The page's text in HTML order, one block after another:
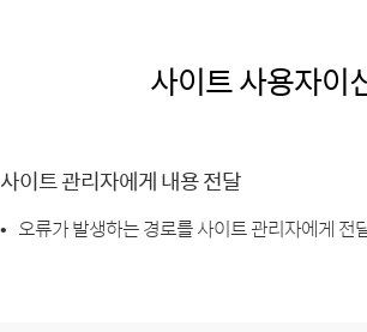
사이트 사용자이
사이트 관리자에게 내용 전달
오류가 발생하는 경로를 사이트 관리자에게 전